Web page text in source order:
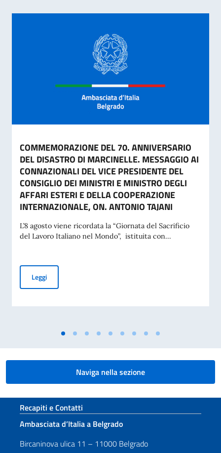
COMMEMORAZIONE DEL 70. ANNIVERSARIO
DEL DISASTRO DI MARCINELLE. MESSAGGIO AI
CONNAZIONALI DEL VICE PRESIDENTE DEL
CONSIGLIO DEI MINISTRI E MINISTRO DEGLI
AFFARI ESTERI E DELLA COOPERAZIONE
INTERNAZIONALE, ON. ANTONIO TAJANI
L’8 agosto viene ricordata la “Giornata del Sacrificio
del Lavoro Italiano nel Mondo”, istituita con...
LeggiCOMMEMORAZIONE DEL 70. ANNIVERSARIO DEL
Naviga nella sezione
Sezione footer
Recapiti e Contatti
Ambasciata d’Italia a Belgrado
Bircaninova ulica 11 – 11000 Belgrado